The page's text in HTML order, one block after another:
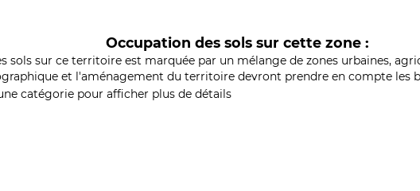
Occupation des sols sur cette zone :
sols sur ce territoire est marquée par un mélange de zones urbaines,
et l'aménagement du territoire devront prendre en compte les
catégorie pour afficher plus de détails